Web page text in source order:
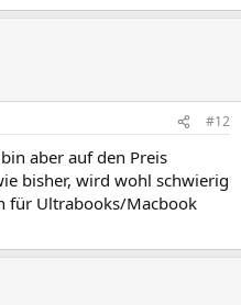
#12
aber auf den Preis
bisher, wird wohl schwierig
für Ultrabooks/Macbook